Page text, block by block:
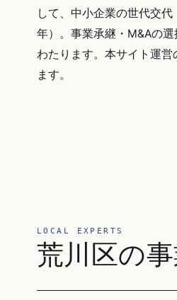
して、中小企業の世代交
年）。事業承継・M&Aの
わたります。本サイト運
ます。
LOCAL EXPERTS
荒川区の